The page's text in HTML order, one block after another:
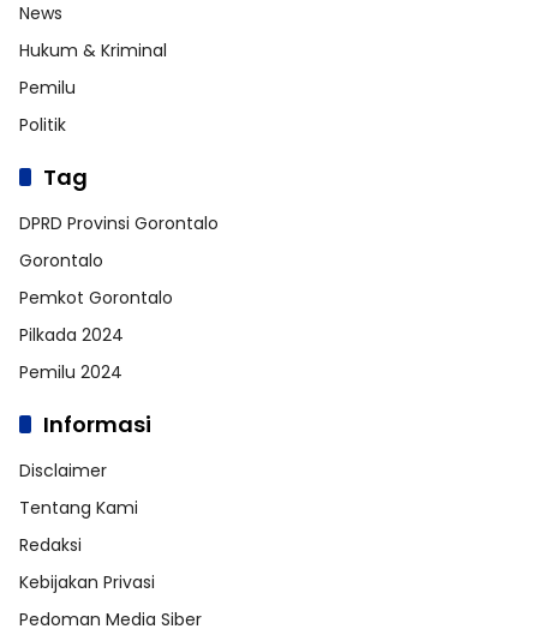
News
Hukum & Kriminal
Pemilu
Politik
Tag
DPRD Provinsi Gorontalo
Gorontalo
Pemkot Gorontalo
Pilkada 2024
Pemilu 2024
Informasi
Disclaimer
Tentang Kami
Redaksi
Kebijakan Privasi
Pedoman Media Siber